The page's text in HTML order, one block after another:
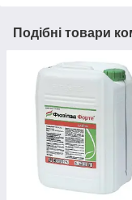
Подібні товари